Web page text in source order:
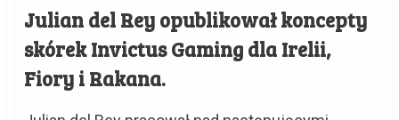
Julian del Rey opublikował koncepty
skórek Invictus Gaming dla Irelii,
Fiory i Rakana.